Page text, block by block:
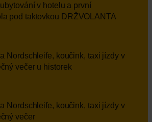
v hotelu a první
pod taktovkou DRŽVOLANTA
Nordschleife, koučink, taxi jízdy v
večer u historek
Nordschleife, koučink, taxi jízdy v
večer